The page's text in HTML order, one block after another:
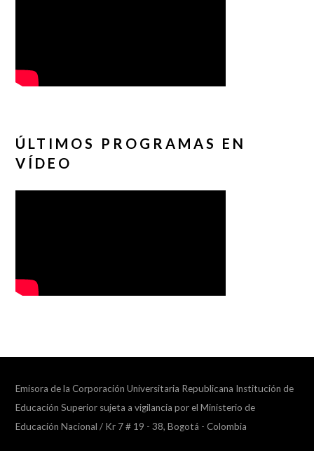
ÚLTIMOS PROGRAMAS EN
VÍDEO
Emisora de la Corporación Universitaria Republicana Institución de
Educación Superior sujeta a vigilancia por el Ministerio de
Educación Nacional / Kr 7 # 19 - 38, Bogotá - Colombia